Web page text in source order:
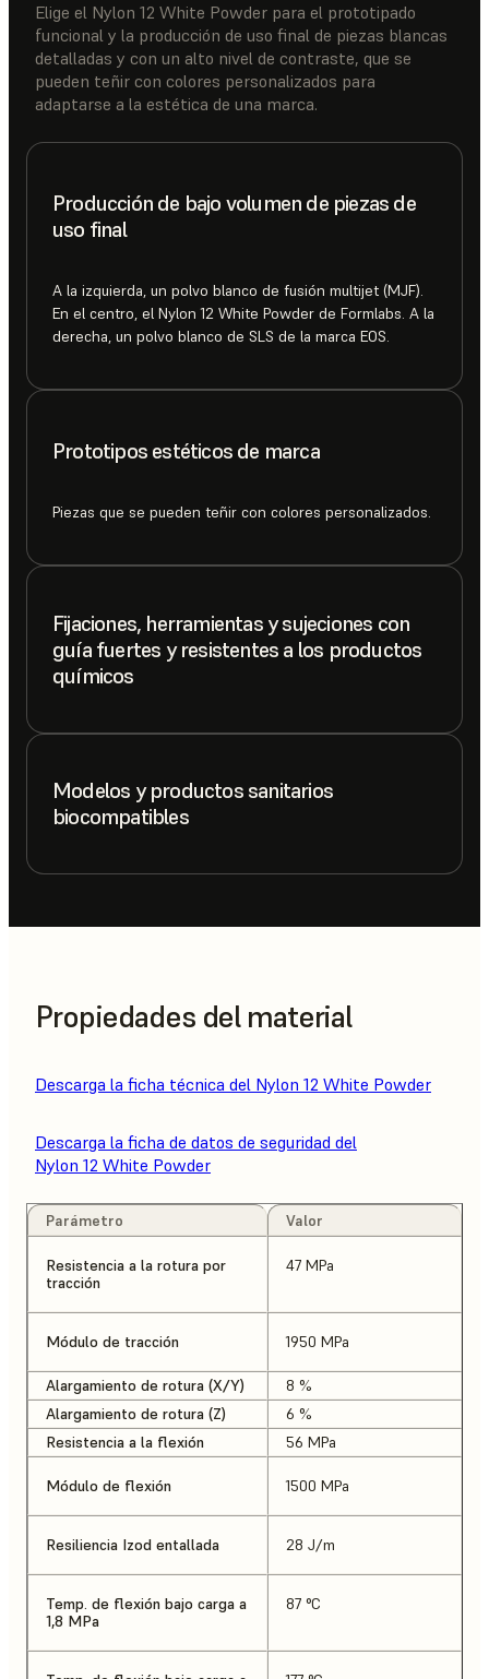
Elige el Nylon 12 White Powder para el prototipado
funcional y la producción de uso final de piezas blancas
detalladas y con un alto nivel de contraste, que se
pueden teñir con colores personalizados para
adaptarse a la estética de una marca.
Producción de bajo volumen de piezas de
uso final
A la izquierda, un polvo blanco de fusión multijet (MJF).
En el centro, el Nylon 12 White Powder de Formlabs. A la
derecha, un polvo blanco de SLS de la marca EOS.
Prototipos estéticos de marca
Piezas que se pueden teñir con colores personalizados.
Fijaciones, herramientas y sujeciones con
guía fuertes y resistentes a los productos
químicos
Modelos y productos sanitarios
biocompatibles
Propiedades del material
Descarga la ficha técnica del Nylon 12 White Powder
Descarga la ficha de datos de seguridad del
Nylon 12 White Powder
Parámetro Valor
Resistencia a la rotura por
tracción
47 MPa
Módulo de tracción 1950 MPa
Alargamiento de rotura (X/Y)
8 %
Alargamiento de rotura (Z)
6 %
Resistencia a la flexión
56 MPa
Módulo de flexión 1500 MPa
Resiliencia Izod entallada 28 J/m
Temp. de flexión bajo carga a
1,8 MPa
87 °C